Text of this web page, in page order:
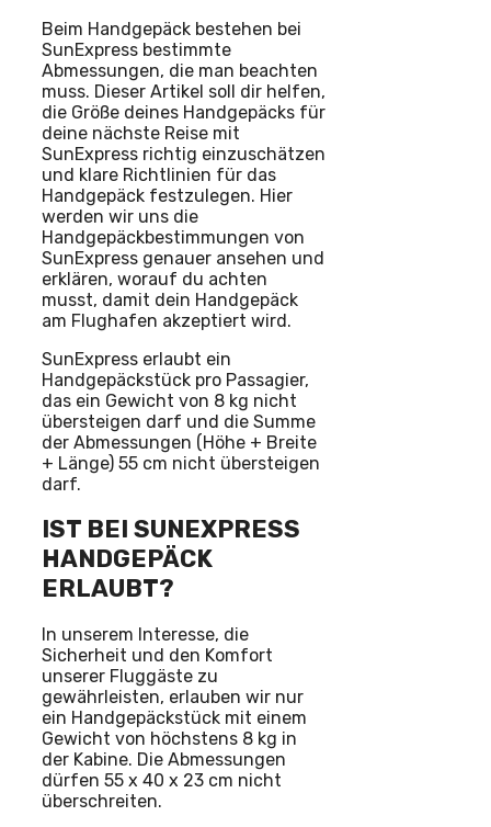
Beim Handgepäck bestehen bei
SunExpress bestimmte
Abmessungen, die man beachten
muss. Dieser Artikel soll dir helfen,
die Größe deines Handgepäcks für
deine nächste Reise mit
SunExpress richtig einzuschätzen
und klare Richtlinien für das
Handgepäck festzulegen. Hier
werden wir uns die
Handgepäckbestimmungen von
SunExpress genauer ansehen und
erklären, worauf du achten
musst, damit dein Handgepäck
am Flughafen akzeptiert wird.
SunExpress erlaubt ein
Handgepäckstück pro Passagier,
das ein Gewicht von 8 kg nicht
übersteigen darf und die Summe
der Abmessungen (Höhe + Breite
+ Länge) 55 cm nicht übersteigen
darf.
IST BEI SUNEXPRESS
HANDGEPÄCK
ERLAUBT?
In unserem Interesse, die
Sicherheit und den Komfort
unserer Fluggäste zu
gewährleisten, erlauben wir nur
ein Handgepäckstück mit einem
Gewicht von höchstens 8 kg in
der Kabine. Die Abmessungen
dürfen 55 x 40 x 23 cm nicht
überschreiten.